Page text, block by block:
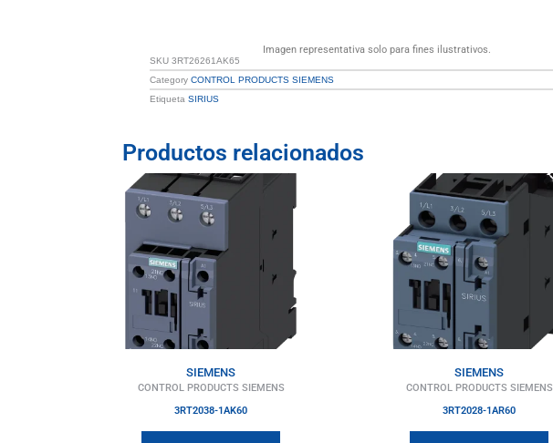
Imagen representativa solo para fines ilustrativos.
SKU3RT26261AK65
Category CONTROL PRODUCTS SIEMENS
Etiqueta SIRIUS
Productos relacionados
SIEMENS
CONTROL PRODUCTS SIEMENS
3RT2038-1AK60
SIEMENS
CONTROL PRODUCTS SIEMENS
3RT2028-1AR60